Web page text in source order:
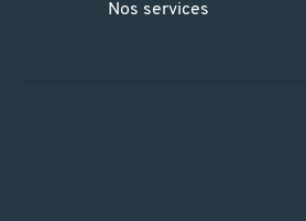
Nos services